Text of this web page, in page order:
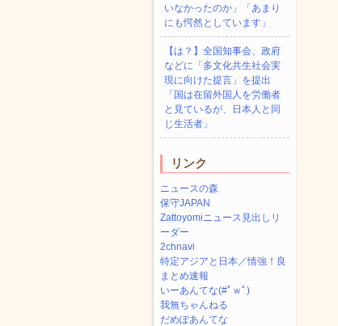
いなかったのか」「あまり
にも愕然としています」
【は？】全国知事会、政府
などに「多文化共生社会実
現に向けた提言」を提出
「国は在留外国人を労働者
と見ているが、日本人と同
じ生活者」
リンク
ニュースの森
保守JAPAN
Zattoyomiニュース見出しリ
ーダー
2chnavi
特定アジアと日本／情強！良
まとめ速報
いーあんてな(#ﾟｗﾟ)
我無ちゃんねる
だめぽあんてな